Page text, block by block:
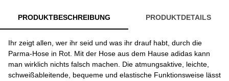
PRODUKTBESCHREIBUNG PRODUKTDETAILS
Ihr zeigt allen, wer ihr seid und was ihr drauf habt, durch die
Parma-Hose in Rot. Mit der Hose aus dem Hause adidas kann
man wirklich nichts falsch machen. Die atmungsaktive, leichte,
schweißableitende, bequeme und elastische Funktionsweise lässt